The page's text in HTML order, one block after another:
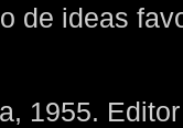
de ideas
1955.